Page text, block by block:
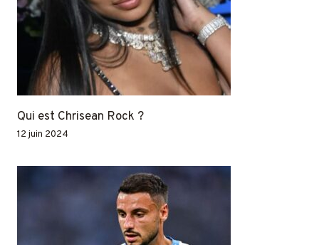
Qui est Chrisean Rock ?
12 juin 2024